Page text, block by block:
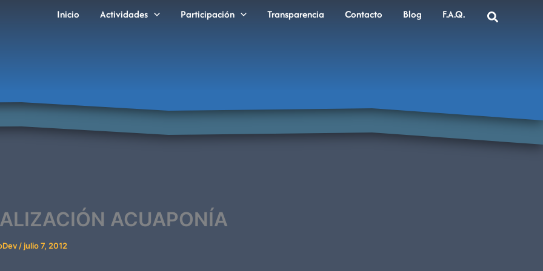
Inicio Actividades Participación Transparencia Contacto Blog F.A.Q.
ACUAPONÍA
/julio 7, 2012